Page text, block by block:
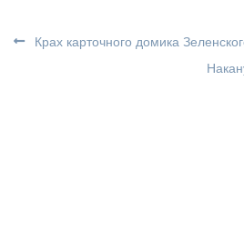
Крах карточного домика